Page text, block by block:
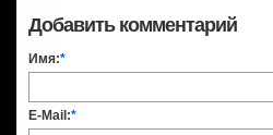
Добавить комментарий
Имя:*
E-Mail:*